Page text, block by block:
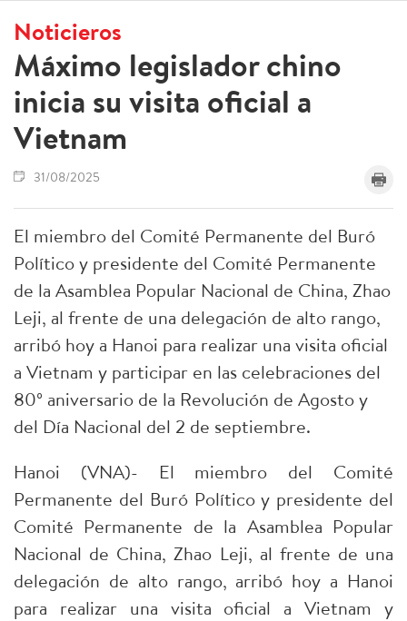
Noticieros
Máximo legislador chino
inicia su visita oficial a
Vietnam
31/08/2025
El miembro del Comité Permanente del Buró
Político y presidente del Comité Permanente
de la Asamblea Popular Nacional de China, Zhao
Leji, al frente de una delegación de alto rango,
arribó hoy a Hanoi para realizar una visita oficial
a Vietnam y participar en las celebraciones del
80º aniversario de la Revolución de Agosto y
del Día Nacional del 2 de septiembre.
Hanoi (VNA)- El miembro del Comité
Permanente del Buró Político y presidente del
Comité Permanente de la Asamblea Popular
Nacional de China, Zhao Leji, al frente de una
delegación de alto rango, arribó hoy a Hanoi
para realizar una visita oficial a Vietnam y